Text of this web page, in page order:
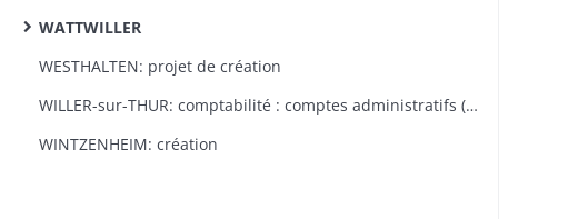
WATTWILLER
WESTHALTEN: projet de création
WILLER-sur-THUR: comptabilité : comptes administratifs (1864-1869); comptes de gestion (1864-1867); budgets (1864-1870)
WINTZENHEIM: création